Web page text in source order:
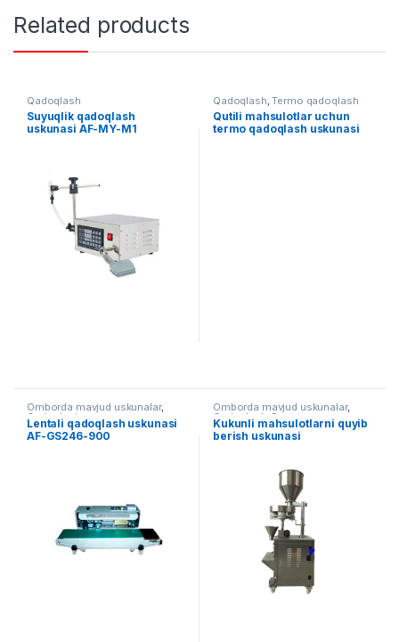
Related products
Qadoqlash
Suyuqlik qadoqlash
uskunasi AF-MY-M1
Qadoqlash ,Termo qadoqlash
Qutili mahsulotlar uchun
termo qadoqlash uskunasi
Omborda mavjud uskunalar,
Qadoqlash
Lentali qadoqlash uskunasi
AF-GS246-900
Omborda mavjud uskunalar,
Qadoqlash Dozator
Kukunli mahsulotlarni quyib
berish uskunasi